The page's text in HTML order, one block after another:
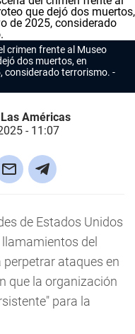
crimen frente al Museo
dos muertos, en
considerado terrorismo.
Las Américas
- 11:07
de Estados Unidos
del
perpetrar ataques en
que la organización
para la